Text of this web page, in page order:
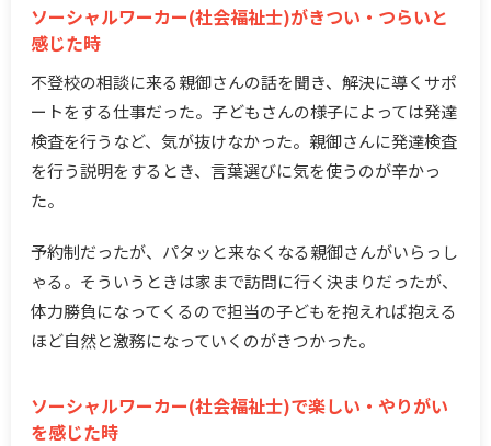
ソーシャルワーカー(社会福祉士)がきつい・つらいと
感じた時
不登校の相談に来る親御さんの話を聞き、解決に導くサポ
ートをする仕事だった。子どもさんの様子によっては発達
検査を行うなど、気が抜けなかった。親御さんに発達検査
を行う説明をするとき、言葉選びに気を使うのが辛かっ
た。
予約制だったが、パタッと来なくなる親御さんがいらっし
ゃる。そういうときは家まで訪問に行く決まりだったが、
体力勝負になってくるので担当の子どもを抱えれば抱える
ほど自然と激務になっていくのがきつかった。
ソーシャルワーカー(社会福祉士)で楽しい・やりがい
を感じた時